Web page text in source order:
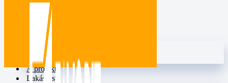
Skip to content
Kezdőoldal
Beruházó
Záév Zrt.
Megvalósult projekt képek
A projekt
Lakás lista